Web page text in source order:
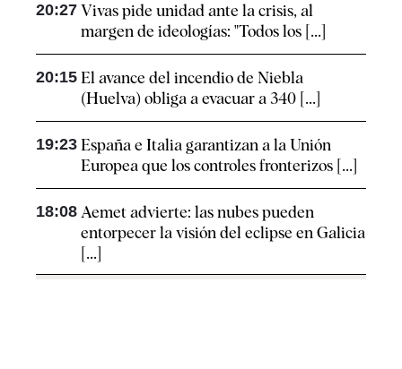
20:27 Vivas pide unidad ante la crisis, al
margen de ideologías: "Todos los [...]
20:15 El avance del incendio de Niebla
(Huelva) obliga a evacuar a 340 [...]
19:23 España e Italia garantizan a la Unión
Europea que los controles fronterizos [...]
18:08 Aemet advierte: las nubes pueden
entorpecer la visión del eclipse en Galicia
[...]